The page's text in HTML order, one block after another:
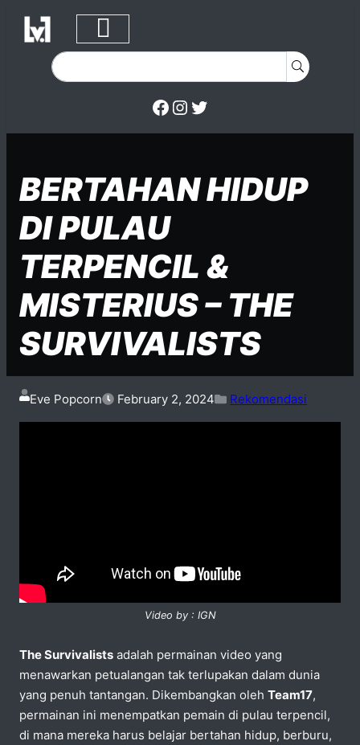
Skip to content
Facebook
Instagram
BERTAHAN HIDUP
DI PULAU
TERPENCIL &
MISTERIUS – THE
SURVIVALISTS
Eve Popcorn
Posted on
February 2, 2024
Posted in
Rekomendasi
Video by : IGN
The Survivalists adalah permainan video yang
menawarkan petualangan tak terlupakan dalam dunia
yang penuh tantangan. Dikembangkan oleh Team17,
permainan ini menempatkan pemain di pulau terpencil,
di mana mereka harus belajar bertahan hidup, berburu,
Posted in